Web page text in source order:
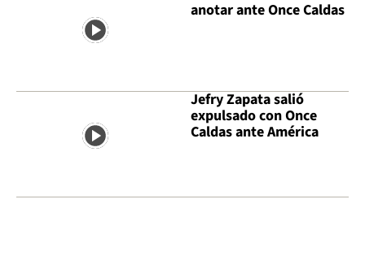
anotar ante Once Caldas
Jefry Zapata salió
expulsado con Once
Caldas ante América